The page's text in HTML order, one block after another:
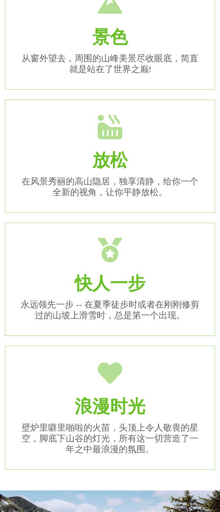
景色
从窗外望去，周围的山峰美景尽收眼底，简直
就是站在了世界之巅!
放松
在风景秀丽的高山隐居，独享清静，给你一个
全新的视角，让你平静放松。
快人一步
永远领先一步 -- 在夏季徒步时或者在刚刚修剪
过的山坡上滑雪时，总是第一个出现。
浪漫时光
壁炉里噼里啪啦的火苗，头顶上令人敬畏的星
空，脚底下山谷的灯光，所有这一切营造了一
年之中最浪漫的氛围。